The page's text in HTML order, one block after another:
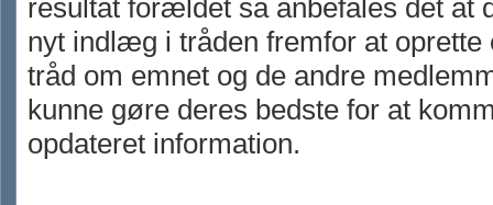
resultat forældet så anbefales det at
nyt indlæg i tråden fremfor at oprette
tråd om emnet og de andre
kunne gøre deres bedste for at
opdateret information.